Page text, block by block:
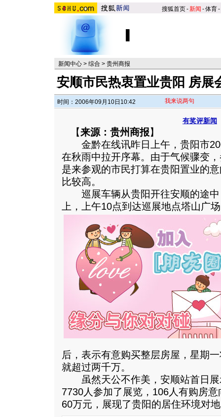
搜狐首页-新闻 -体育-
新闻中心 > 综合 > 贵州商报
安顺市民热衷置业贵阳 房展
时间：2006年09月10日10:42 我来说两句
有奖评新闻
【来源：贵州商报】
金黔在线讯昨日上午，贵阳市
在秋雨中拉开序幕。由于气候骤变
是来参观的市民打算在贵阳置业的
比较高。
巡展车辆从贵阳开往安顺的途中
上，上午10点到达巡展地点塔山广
后，表示有意购买整层房屋，星期
就超过两千万。
虽然天公不作美，安顺站首日展
7730人参加了展览，106人有购房
60万元，展现了贵阳的居住环境对